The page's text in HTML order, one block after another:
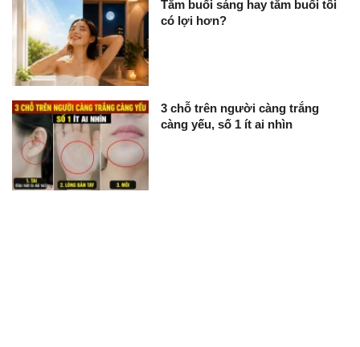
Tắm buổi sáng hay tắm buổi tối
có lợi hơn?
3 chỗ trên người càng trắng
càng yếu, số 1 ít ai nhìn